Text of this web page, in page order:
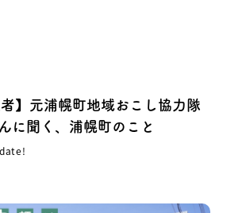
者】元浦幌町地域おこし協力隊
に聞く、浦幌町のこと